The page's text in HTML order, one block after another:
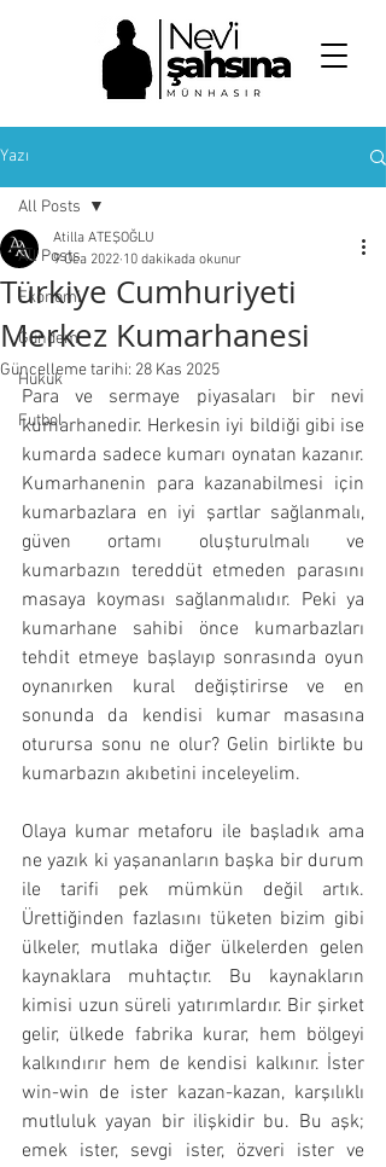
NEV'İ ŞAHSINA
MÜNHASIR
Yazı
All Posts
Ekonomi
Gündem
Hukuk
Futbol
All Posts
Türkiye Cumhuriyeti
Merkez Kumarhanesi
Atilla ATEŞOĞLU
9 Oca 2022 10 dakikada okunur
Güncelleme tarihi: 28 Kas 2025
Para ve sermaye piyasaları bir nevi
kumarhanedir. Herkesin iyi bildiği gibi ise
kumarda sadece kumarı oynatan kazanır.
Kumarhanenin para kazanabilmesi için
kumarbazlara en iyi şartlar sağlanmalı,
güven ortamı oluşturulmalı ve
kumarbazın tereddüt etmeden parasını
masaya koyması sağlanmalıdır. Peki ya
kumarhane sahibi önce kumarbazları
tehdit etmeye başlayıp sonrasında oyun
oynanırken kural değiştirirse ve en
sonunda da kendisi kumar masasına
oturursa sonu ne olur? Gelin birlikte bu
kumarbazın akıbetini inceleyelim.
Olaya kumar metaforu ile başladık ama
ne yazık ki yaşananların başka bir durum
ile tarifi pek mümkün değil artık.
Ürettiğinden fazlasını tüketen bizim gibi
ülkeler, mutlaka diğer ülkelerden gelen
kaynaklara muhtaçtır. Bu kaynakların
kimisi uzun süreli yatırımlardır. Bir şirket
gelir, ülkede fabrika kurar, hem bölgeyi
kalkındırır hem de kendisi kalkınır. İster
win-win de ister kazan-kazan, karşılıklı
mutluluk yayan bir ilişkidir bu. Bu aşk;
emek ister, sevgi ister, özveri ister ve